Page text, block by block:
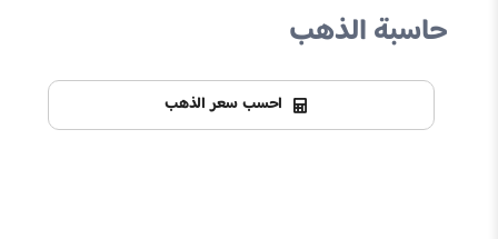
حاسبة الذهب
احسب سعر الذهب